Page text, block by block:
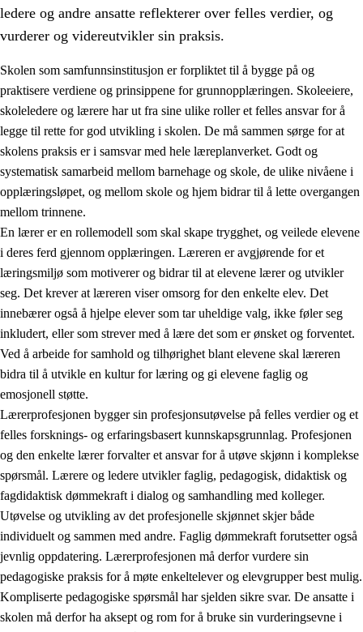
3. Prinsipper for skolens praksis
Et inkluderende læringsmiljø
3.2 Undervisning og tilpasset opplæring
3.3 Samarbeid mellom hjem og skole
3.4 Opplæring i lærebedrift og arbeidsliv
3.5 Profesjonsfellesskap og skoleutvikling
ledere og andre ansatte reflekterer over felles verdier, og
vurderer og videreutvikler sin praksis.
Skolen som samfunnsinstitusjon er forpliktet til å bygge på og
praktisere verdiene og prinsippene for grunnopplæringen. Skoleeiere,
skoleledere og lærere har ut fra sine ulike roller et felles ansvar for å
legge til rette for god utvikling i skolen. De må sammen sørge for at
skolens praksis er i samsvar med hele læreplanverket. Godt og
systematisk samarbeid mellom barnehage og skole, de ulike nivåene i
opplæringsløpet, og mellom skole og hjem bidrar til å lette overgangen
mellom trinnene.
En lærer er en rollemodell som skal skape trygghet, og veilede elevene
i deres ferd gjennom opplæringen. Læreren er avgjørende for et
læringsmiljø som motiverer og bidrar til at elevene lærer og utvikler
seg. Det krever at læreren viser omsorg for den enkelte elev. Det
innebærer også å hjelpe elever som tar uheldige valg, ikke føler seg
inkludert, eller som strever med å lære det som er ønsket og forventet.
Ved å arbeide for samhold og tilhørighet blant elevene skal læreren
bidra til å utvikle en kultur for læring og gi elevene faglig og
emosjonell støtte.
Lærerprofesjonen bygger sin profesjonsutøvelse på felles verdier og et
felles forsknings- og erfaringsbasert kunnskapsgrunnlag. Profesjonen
og den enkelte lærer forvalter et ansvar for å utøve skjønn i komplekse
spørsmål. Lærere og ledere utvikler faglig, pedagogisk, didaktisk og
fagdidaktisk dømmekraft i dialog og samhandling med kolleger.
Utøvelse og utvikling av det profesjonelle skjønnet skjer både
individuelt og sammen med andre. Faglig dømmekraft forutsetter også
jevnlig oppdatering. Lærerprofesjonen må derfor vurdere sin
pedagogiske praksis for å møte enkeltelever og elevgrupper best mulig.
Kompliserte pedagogiske spørsmål har sjelden sikre svar. De ansatte i
skolen må derfor ha aksept og rom for å bruke sin vurderingsevne i